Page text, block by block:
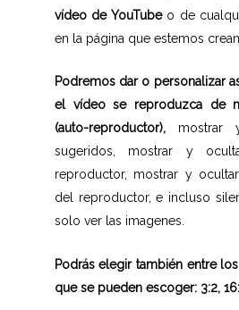
vídeo de YouTubeo de
en la página que estemos
Podremos dar o personalizar
el vídeo se reproduzca de
(auto-reproductor),mostrar
sugeridos, mostrar y
reproductor, mostrar y
del reproductor, e incluso
solo ver las imagenes.
Podrás elegir también entre
que se pueden escoger: 3:2,